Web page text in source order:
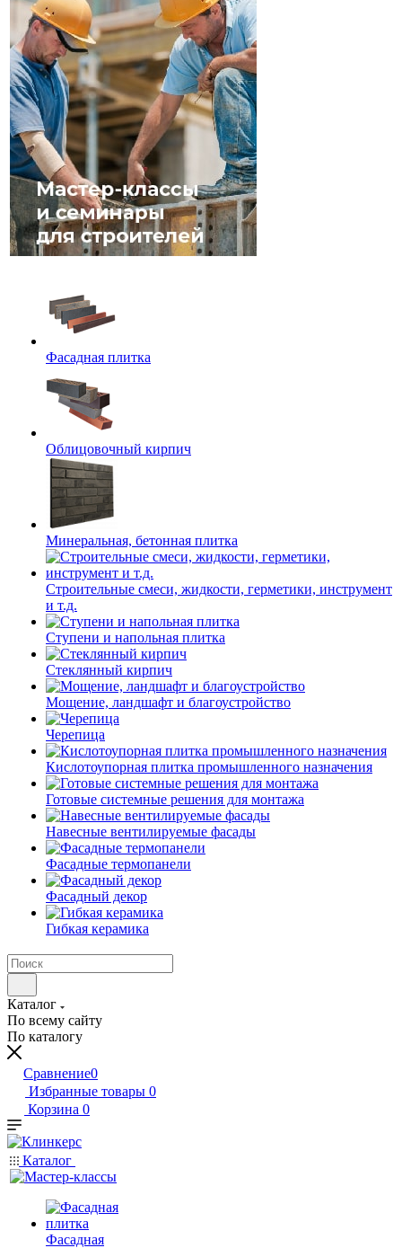
Фасадная плитка
Облицовочный кирпич
Минеральная, бетонная плитка
Строительные смеси, жидкости, герметики, инструмент
и т.д.
Ступени и напольная плитка
Cтеклянный кирпич
Мощение, ландшафт и благоустройство
Черепица
Кислотоупорная плитка промышленного назначения
Готовые системные решения для монтажа
Навесные вентилируемые фасады
Фасадные термопанели
Фасадный декор
Гибкая керамика
Каталог
По всему сайту
По каталогу
Сравнение0
Избранные товары 0
Корзина 0
Каталог
Фасадная